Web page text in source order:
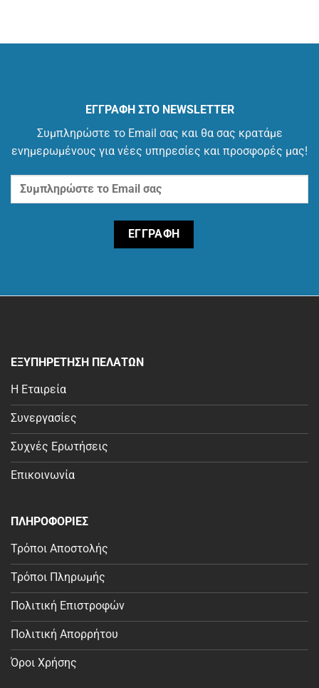
ΕΓΓΡΑΦΗ ΣΤΟ NEWSLETTER
Συμπληρώστε το Email σας και θα σας κρατάμε
ενημερωμένους για νέες υπηρεσίες και προσφορές μας!
ΕΞΥΠΗΡΕΤΗΣΗ ΠΕΛΑΤΩΝ
Η Εταιρεία
Συνεργασίες
Συχνές Ερωτήσεις
Επικοινωνία
ΠΛΗΡΟΦΟΡΙΕΣ
Τρόποι Αποστολής
Τρόποι Πληρωμής
Πολιτική Επιστροφών
Πολιτική Απορρήτου
Όροι Χρήσης